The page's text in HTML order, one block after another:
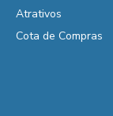
Atrativos
Cota de Compras